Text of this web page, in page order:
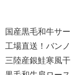
国産黒毛和牛サ
工場直送！バン
三陸産銀鮭寒風